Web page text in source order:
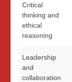
Critical
thinking and
ethical
reasoning
Leadership
and
collaboration